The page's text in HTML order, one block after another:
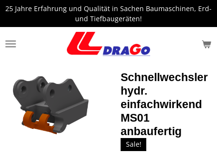
Zum
springen
25 Jahre Erfahrung und Qualität in Sachen Baumaschinen, Erd-
und Tiefbaugeräten!
Schnellwechsler
hydr.
einfachwirkend
MS01
anbaufertig
Sale!